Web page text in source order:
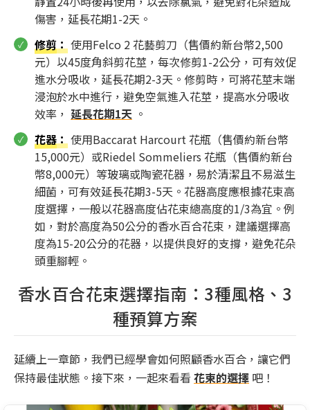
傷害，延長花期1-2天。
修剪：使用Felco 2 花藝剪刀（售價約新台幣2,500
元）以45度角斜剪花莖，每次修剪1-2公分，可有效促
進水分吸收，延長花期2-3天。修剪時，可將花莖末端
浸泡於水中進行，避免空氣進入花莖，提高水分吸收
效率， 延長花期1天 。
花器：使用Baccarat Harcourt 花瓶（售價約新台幣
15,000元）或Riedel Sommeliers 花瓶（售價約新台
幣8,000元）等玻璃或陶瓷花器，易於清潔且不易滋生
細菌，可有效延長花期3-5天。花器高度應根據花束高
度選擇，一般以花器高度佔花束總高度的1/3為宜。例
如，對於高度為50公分的香水百合花束，建議選擇高
度為15-20公分的花器，以提供良好的支撐，避免花朵
頭重腳輕。
香水百合花束選擇指南：3種風格、3
種預算方案
延續上一章節，我們已經學會如何照顧香水百合，讓它們
保持最佳狀態。接下來，一起來看看 花束的選擇 吧！